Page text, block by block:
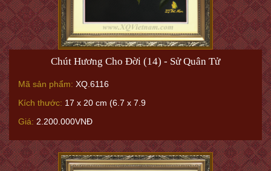
Chút Hương Cho Đời (14) - Sử Quân Tử
Mã sản phẩm: XQ.6116
Kích thước: 17 x 20 cm (6.7 x 7.9
Giá: 2.200.000VNĐ